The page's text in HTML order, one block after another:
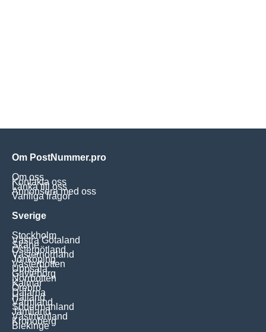
Om PostNummer.pro
Om oss
Kontakta oss
Länka till oss
Annonsera med oss
Vanliga frågor
Sverige
Stockholm
Västra Götaland
Skåne
Östergötland
Västernorrland
Jönköping
Västerbotten
Uppsala
Gävleborg
Norrbotten
Kalmar
Örebro
Dalarna
Halland
Värmland
Södermanland
Jämtland
Västmanland
Kronoberg
Blekinge